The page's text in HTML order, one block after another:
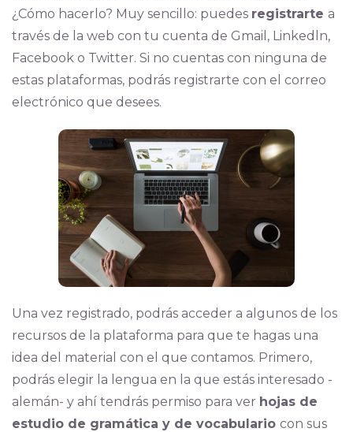
¿Cómo hacerlo? Muy sencillo: puedes registrarte a
través de la web con tu cuenta de Gmail, Linkedln,
Facebook o Twitter. Si no cuentas con ninguna de
estas plataformas, podrás registrarte con el correo
electrónico que desees.
Una vez registrado, podrás acceder a algunos de los
recursos de la plataforma para que te hagas una
idea del material con el que contamos. Primero,
podrás elegir la lengua en la que estás interesado -
alemán- y ahí tendrás permiso para ver hojas de
estudio de gramática y de vocabulario con sus